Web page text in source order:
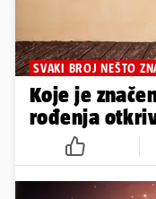
SVAKI BROJ NEŠTO
Koje je
rođenja